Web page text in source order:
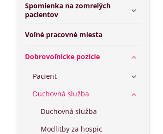
Spomienka na zomrelých
pacientov
Voľné pracovné miesta
Dobrovoľnícke pozície
Pacient
Duchovná služba
Duchovná služba
Modlitby za hospic